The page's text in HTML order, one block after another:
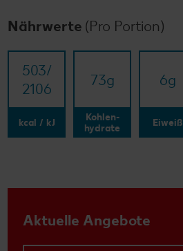
Nährwerte (Pro Portion)
503/​
2106
kcal / kJ
73g
Kohlen-
hydrate
6g
Eiweiß
Aktuelle Angebote